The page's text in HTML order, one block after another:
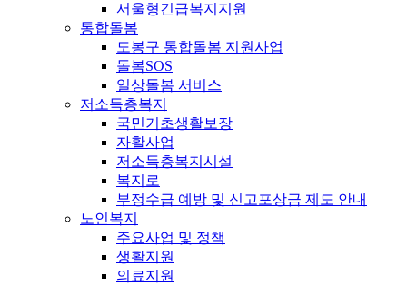
서울형긴급복지지원
통합돌봄
도봉구 통합돌봄 지원사업
돌봄SOS
일상돌봄 서비스
저소득층복지
국민기초생활보장
자활사업
저소득층복지시설
복지로
부정수급 예방 및 신고포상금 제도 안내
노인복지
주요사업 및 정책
생활지원
의료지원